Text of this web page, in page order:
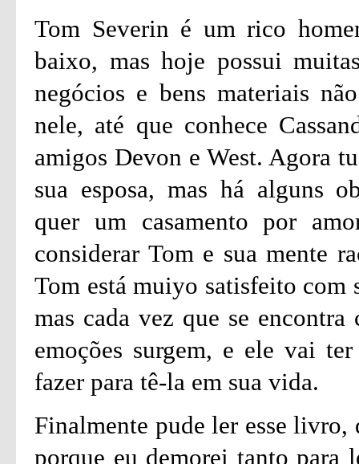
Tom Severin é um rico
baixo, mas hoje possui
negócios e bens materiais
nele, até que conhece
amigos Devon e West. Agora
sua esposa, mas há alguns
quer um casamento por
considerar Tom e sua mente
Tom está muiyo satisfeito com
mas cada vez que se encontra
emoções surgem, e ele vai
fazer para tê-la em sua vida.
Finalmente pude ler esse livro,
porque eu demorei tanto para